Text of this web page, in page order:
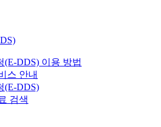
(E-DDS) 이용 방법
스 안내
(E-DDS)
검색